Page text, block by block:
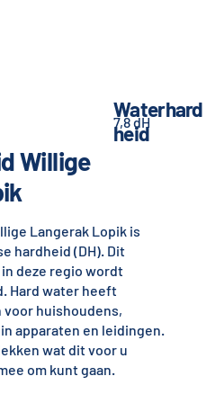
Willige
Langerak Lopik is
hardheid (DH). Dit
deze regio wordt
Hard water heeft
huishoudens,
apparaten en leidingen.
wat dit voor u
om kunt gaan.
Waterhard
heid
7,8 dH